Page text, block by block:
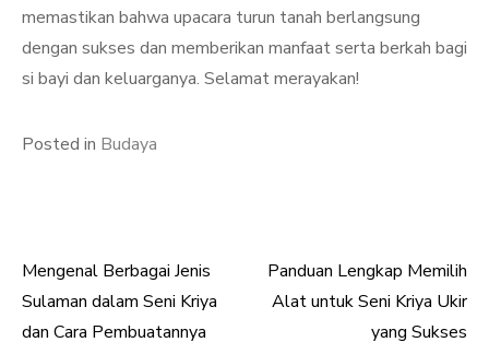
memastikan bahwa upacara turun tanah berlangsung
dengan sukses dan memberikan manfaat serta berkah bagi
si bayi dan keluarganya. Selamat merayakan!
Posted in Budaya
Post
navigation
Mengenal Berbagai Jenis
Sulaman dalam Seni Kriya
dan Cara Pembuatannya
Panduan Lengkap Memilih
Alat untuk Seni Kriya Ukir
yang Sukses